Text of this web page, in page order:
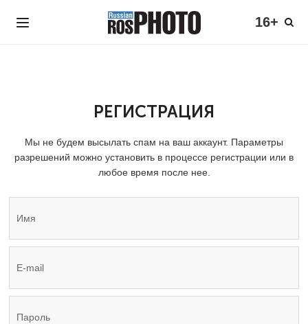
16+
РЕГИСТРАЦИЯ
Мы не будем высылать спам на ваш аккаунт. Параметры
разрешений можно установить в процессе регистрации или в
любое время после нее.